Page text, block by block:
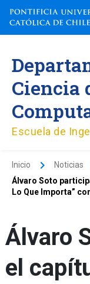
contenido
Ciencia
Escuela de
Inicio
Noticias
Álvaro Soto
Lo Que Importa”
Álvaro
el